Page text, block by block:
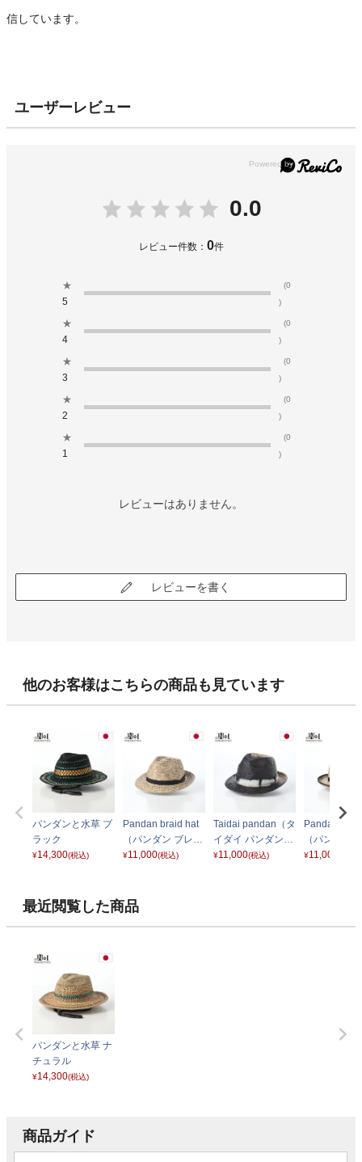
信しています。
ユーザーレビュー
0.0
レビュー件数： 0件
★
5
(0
)
★
4
(0
)
★
3
(0
)
★
2
(0
)
★
1
(0
)
レビューはありません。
レビューを書く
他のお客様はこちらの商品も見ています
パンダンと水草 ブ
ラック
¥14,300(税込)
Pandan braid hat
（パンダン ブレー
ドハット） フェド
¥11,000(税込)
Taidai pandan（タ
イダイ パンダン）
バージョンC
¥11,000(税込)
Pandan
（パンダン
ドハット）
¥11,000
最近閲覧した商品
パンダンと水草 ナ
チュラル
¥14,300(税込)
商品ガイド